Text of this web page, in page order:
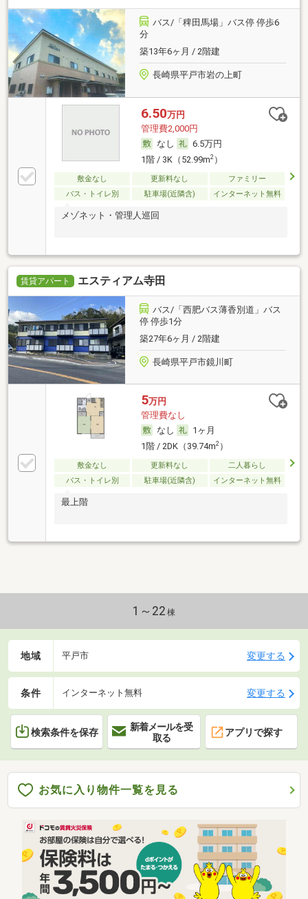
バス/「稗田馬場」バス停 停歩6
分
築13年6ヶ月 / 2階建
長崎県平戸市岩の上町
6.50万円
管理費2,000円
なし
6.5万円
1階 / 3K（52.99m2）
敷金なし 更新料なし
ファミリー
バス・トイレ別
駐車場(近隣含) インターネット無料
メゾネット・管理人巡回
賃貸アパート エスティアム寺田
バス/「西肥バス薄香別道」バス
停 停歩1分
築27年6ヶ月 / 2階建
長崎県平戸市鏡川町
5万円
管理費なし
なし
1ヶ月
1階 / 2DK（39.74m2）
敷金なし 更新料なし
二人暮らし
バス・トイレ別
駐車場(近隣含) インターネット無料
最上階
1～22 棟
地域 平戸市 変更する
条件 インターネット無料 変更する
検索条件を保存
新着メールを受
取る
アプリで探す
お気に入り物件一覧を見る